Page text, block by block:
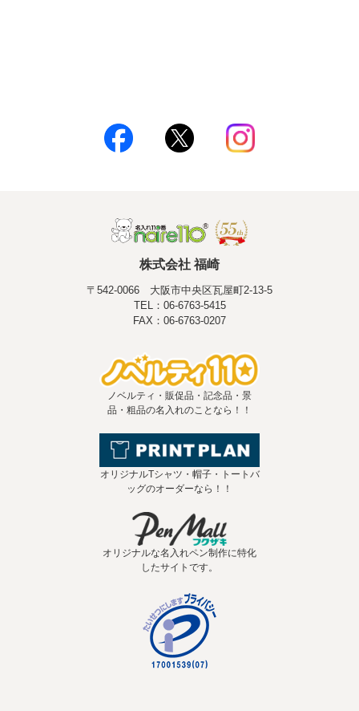
株式会社 福崎
〒542-0066 大阪市中央区瓦屋町2-13-5
TEL：06-6763-5415
FAX：06-6763-0207
ノベルティ・販促品・記念品・景
品・粗品の名入れのことなら！！
オリジナルTシャツ・帽子・トートバ
ッグのオーダーなら！！
オリジナルな名入れペン制作に特化
したサイトです。